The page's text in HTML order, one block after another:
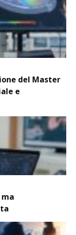
del Master
e